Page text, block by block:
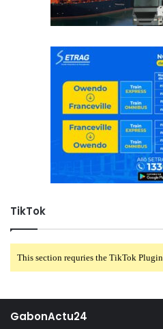
TikTok
This section requries the TikTok Plugin.
GabonActu24